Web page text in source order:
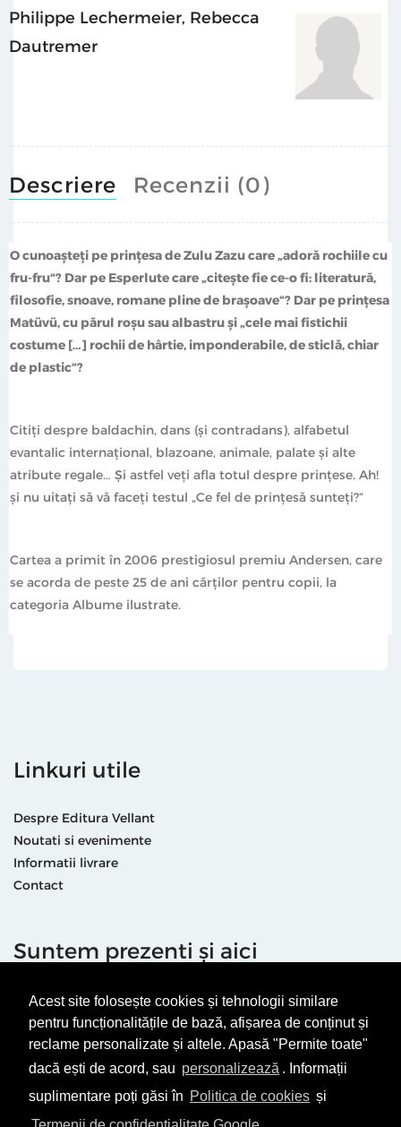
Acest site folosește cookies și tehnologii similare
pentru funcționalitățile de bază, afișarea de conținut și
reclame personalizate și altele. Apasă "Permite toate"
dacă ești de acord, sau personalizează . Informații
suplimentare poți găsi în Politica de cookies și
Philippe Lechermeier Rebecca
Dautremer
Descriere Recenzii (0)
O cunoaşteţi pe prinţesa de Zulu Zazu care „adoră rochiile cu
fru-fru“? Dar pe Esperlute care „citeşte fie ce-o fi: literatură,
filosofie, snoave, romane pline de braşoave“? Dar pe prinţesa
Matüvü, cu părul roşu sau albastru şi „cele mai fistichii
costume […] rochii de hârtie, imponderabile, de sticlă, chiar
de plastic“?
Citiţi despre baldachin, dans (şi contradans), alfabetul
evantalic internaţional, blazoane, animale, palate şi alte
atribute regale… Şi astfel veţi afla totul despre prinţese. Ah!
şi nu uitaţi să vă faceţi testul „Ce fel de prinţesă sunteţi?“
Cartea a primit în 2006 prestigiosul premiu Andersen, care
se acorda de peste 25 de ani cărţilor pentru copii, la
categoria Albume ilustrate.
Linkuri utile
Despre Editura Vellant
Noutati si evenimente
Informatii livrare
Contact
Suntem prezenti și aici
Politică de Confidențialitate
ANPC